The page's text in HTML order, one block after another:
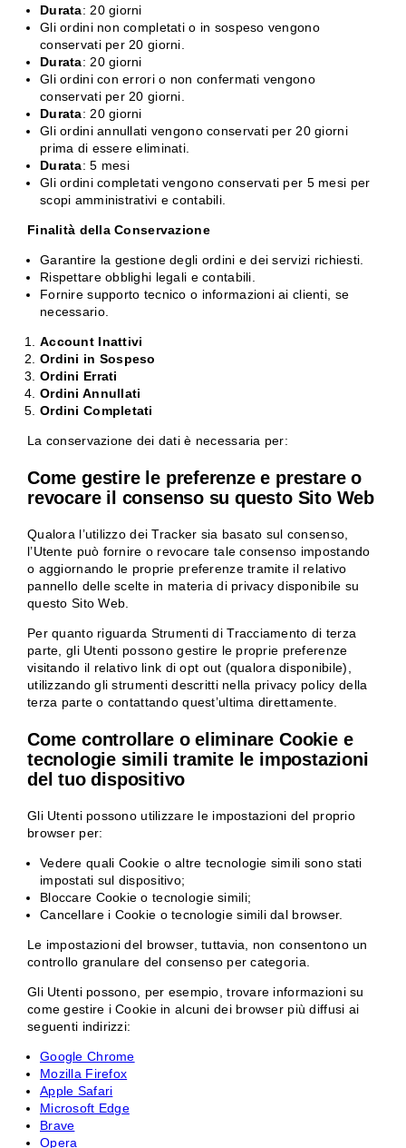
Durata: 20 giorni
Gli ordini non completati o in sospeso vengono
conservati per 20 giorni.
Durata: 20 giorni
Gli ordini con errori o non confermati vengono
conservati per 20 giorni.
Durata: 20 giorni
Gli ordini annullati vengono conservati per 20 giorni
prima di essere eliminati.
Durata: 5 mesi
Gli ordini completati vengono conservati per 5 mesi per
scopi amministrativi e contabili.
Finalità della Conservazione
Garantire la gestione degli ordini e dei servizi richiesti.
Rispettare obblighi legali e contabili.
Fornire supporto tecnico o informazioni ai clienti, se
necessario.
Account Inattivi
Ordini in Sospeso
Ordini Errati
Ordini Annullati
Ordini Completati
La conservazione dei dati è necessaria per:
Come gestire le preferenze e prestare o
revocare il consenso su questo Sito Web
Qualora l’utilizzo dei Tracker sia basato sul consenso,
l’Utente può fornire o revocare tale consenso impostando
o aggiornando le proprie preferenze tramite il relativo
pannello delle scelte in materia di privacy disponibile su
questo Sito Web.
Per quanto riguarda Strumenti di Tracciamento di terza
parte, gli Utenti possono gestire le proprie preferenze
visitando il relativo link di opt out (qualora disponibile),
utilizzando gli strumenti descritti nella privacy policy della
terza parte o contattando quest’ultima direttamente.
Come controllare o eliminare Cookie e
tecnologie simili tramite le impostazioni
del tuo dispositivo
Gli Utenti possono utilizzare le impostazioni del proprio
browser per:
Vedere quali Cookie o altre tecnologie simili sono stati
impostati sul dispositivo;
Bloccare Cookie o tecnologie simili;
Cancellare i Cookie o tecnologie simili dal browser.
Le impostazioni del browser, tuttavia, non consentono un
controllo granulare del consenso per categoria.
Gli Utenti possono, per esempio, trovare informazioni su
come gestire i Cookie in alcuni dei browser più diffusi ai
seguenti indirizzi:
Google Chrome
Mozilla Firefox
Apple Safari
Microsoft Edge
Brave
Opera